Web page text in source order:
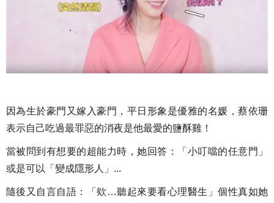
因為生於豪門又嫁入豪門，平日形象是優雅的名媛，蔡依珊
表示自己吃過最罪惡的消夜是他最愛的鹽酥雞！
當被問到有想要的超能力時，她回答：「小叮噹的任意門」
或是可以「變成隱形人」...
隨後又自言自語：「欸…聽起來要看心理醫生」個性真如她